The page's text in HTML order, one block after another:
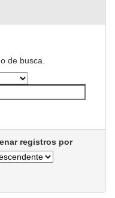
de busca.
registros por